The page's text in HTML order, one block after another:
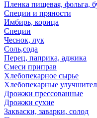
Пленка пищевая, фольга,
Специи и пряности
Имбирь, корица
Специи
Чеснок, лук
Соль,сода
Перец, паприка, аджика
Смеси приправ
Хлебопекарное сырье
Хлебопекарные
Дрожжи прессованные
Дрожжи сухие
Закваски, заварки, солод